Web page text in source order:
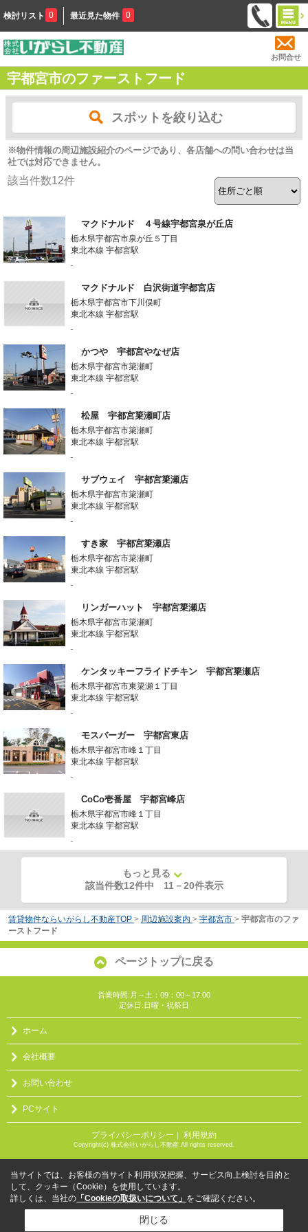
検討リスト 0 最近見た物件 0
お問合せ
宇都宮市のファーストフード
スポットを絞り込む
※物件情報の周辺施設紹介のページであり、各店舗への問い合わせは当
社では対応できません。
該当件数12件
マクドナルド ４号線宇都宮泉が丘店
栃木県宇都宮市泉が丘５丁目
東北本線 宇都宮駅
-
マクドナルド 白沢街道宇都宮店
栃木県宇都宮市下川俣町
東北本線 宇都宮駅
-
かつや 宇都宮やなぜ店
栃木県宇都宮市簗瀬町
東北本線 宇都宮駅
-
松屋 宇都宮簗瀬町店
栃木県宇都宮市簗瀬町
東北本線 宇都宮駅
-
サブウェイ 宇都宮簗瀬店
栃木県宇都宮市簗瀬町
東北本線 宇都宮駅
-
すき家 宇都宮簗瀬店
栃木県宇都宮市簗瀬町
東北本線 宇都宮駅
-
リンガーハット 宇都宮簗瀬店
栃木県宇都宮市簗瀬町
東北本線 宇都宮駅
-
ケンタッキーフライドチキン 宇都宮簗瀬店
栃木県宇都宮市東簗瀬１丁目
東北本線 宇都宮駅
-
モスバーガー 宇都宮東店
栃木県宇都宮市峰１丁目
東北本線 宇都宮駅
-
CoCo壱番屋 宇都宮峰店
栃木県宇都宮市峰１丁目
東北本線 宇都宮駅
-
もっと見る
該当件数12件中 11 －20件表示
賃貸物件ならいがらし不動産TOP > 周辺施設案内 > 宇都宮市 > 宇都宮市のファ
ーストフード
ページトップに戻る
営業時間:月～土：09：00～17:00
定休日:日曜・祝祭日
ホーム
会社概要
お問い合わせ
PCサイト
プライバシーポリシー ｜ 利用規約
Copyright(c) 株式会社いがらし不動産 All rights reserved.
当サイトでは、お客様の当サイト利用状況把握、サービス向上検討を目的と
して、クッキー（Cookie）を使用しています。
詳しくは、当社の 「Cookieの取扱いについて」 をご確認ください。
閉じる